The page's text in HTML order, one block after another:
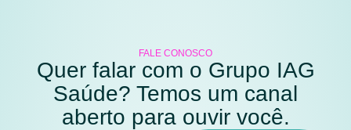
FALE CONOSCO
Quer falar com o Grupo IAG
Saúde? Temos um canal
aberto para ouvir você.